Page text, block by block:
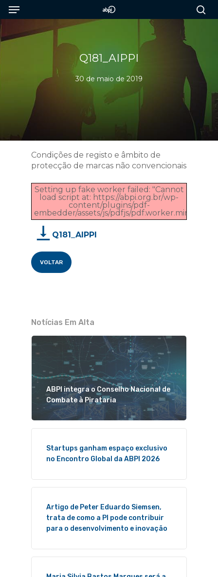
Skip
main
content
Menu
Q181_AIPPI
30 de maio de 2019
Condições de registo e âmbito de
protecção de marcas não convencionais
Setting up fake worker failed: "Cannot
load script at: https://abpi.org.br/wp-
content/plugins/pdf-
embedder/assets/js/pdfjs/pdf.worker.min.js".
Q181_AIPPI
VOLTAR
Notícias Em Alta
ABPI integra o Conselho Nacional de
Combate à Pirataria
Startups ganham espaço exclusivo
no Encontro Global da ABPI 2026
Artigo de Peter Eduardo Siemsen,
trata de como a PI pode contribuir
para o desenvolvimento e inovação